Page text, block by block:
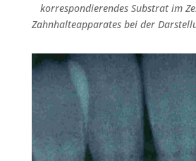
korrespondierendes Substrat im
Zahnhalteapparates bei der